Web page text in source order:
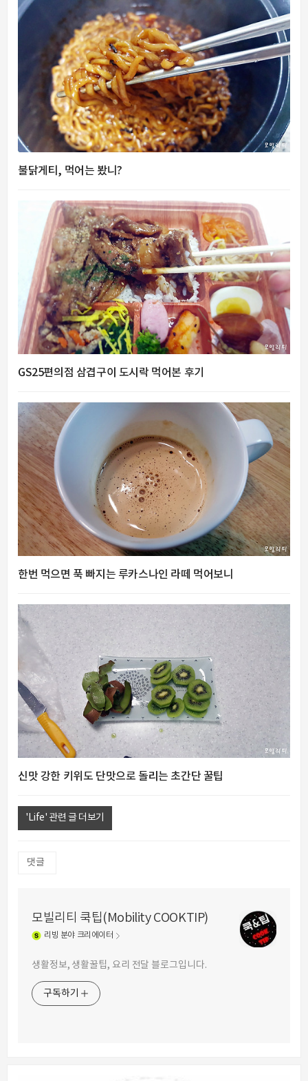
불닭게티, 먹어는 봤니?
GS25편의점 삼겹구이 도시락 먹어본 후기
한번 먹으면 푹 빠지는 루카스나인 라떼 먹어보니
신맛 강한 키위도 단맛으로 돌리는 초간단 꿀팁
'Life' 관련 글 더보기
댓글
모빌리티 쿡팁(Mobility COOKTIP)
리빙 분야 크리에이터
생활정보, 생활꿀팁, 요리 전달 블로그입니다.
구독하기